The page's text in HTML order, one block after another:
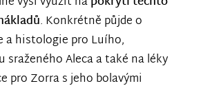
. Konkrétně půjde o
a histologie pro Luího,
sraženého Aleca a také na léky
pro Zorra s jeho bolavými